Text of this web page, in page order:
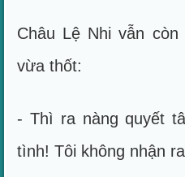
Châu Lệ Nhi vẫn
vừa thốt:
- Thì ra nàng quyết
tình! Tôi không nhận